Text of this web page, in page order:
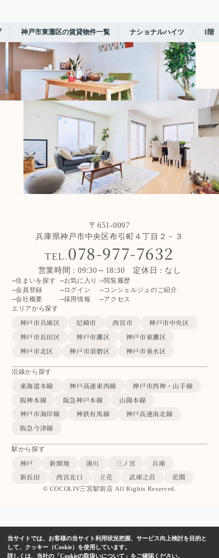
神戸市東灘区の賃貸物件一覧 ナショナルハイツ 1階
〒651-0097
兵庫県神戸市中央区布引町４丁目２－３
TEL.078-977-7632
営業時間 : 09:30～18:30 定休日 : なし
住まいを探す お気に入り
閲覧履歴
会員登録
ログイン
コンシェルジュのご紹介
会社概要
採用情報
アクセス
エリアから探す
神戸市兵庫区 尼崎市 西宮市
神戸市中央区
神戸市長田区
神戸市灘区
神戸市東灘区
神戸市北区
神戸市須磨区 神戸市垂水区
沿線から探す
東海道本線 神戸高速東西線
神戸市西神・山手線
阪神本線
阪急神戸本線
山陽本線
神戸市海岸線
神鉄有馬線
神戸高速南北線
阪急今津線
駅から探す
神戸 新開地 湊川 三ノ宮
兵庫
新長田
西宮北口 立花 武庫之荘 花隈
© COCOLIV三宮駅前店 All Rights Reserved.
当サイトでは、お客様の当サイト利用状況把握、サービス向上検討を目的と
して、クッキー（Cookie）を使用しています。
詳しくは、当社の 「Cookieの取扱いについて」 をご確認ください。